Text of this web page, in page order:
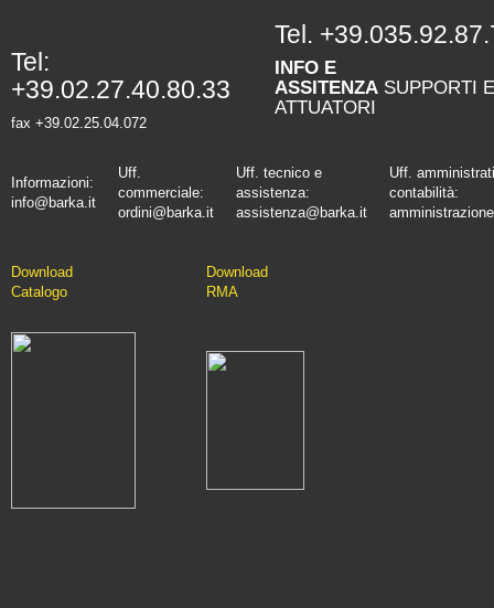
Tel:
+39.02.27.40.80.33
fax +39.02.25.04.072
Tel.
INFO E
ASSITENZA SUPPORTI E
ATTUATORI
Informazioni:
info@barka.it
Uff.
commerciale:
ordini@barka.it
Uff. tecnico e
assistenza:
assistenza@barka.it
Uff.
contabilità:
Download
Catalogo
Download
RMA